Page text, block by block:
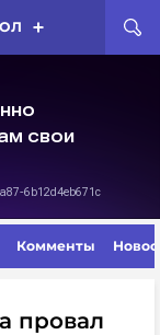
Комменты
провал